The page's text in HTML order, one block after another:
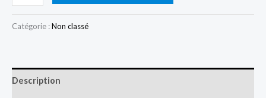
Catégorie :Non classé
Description